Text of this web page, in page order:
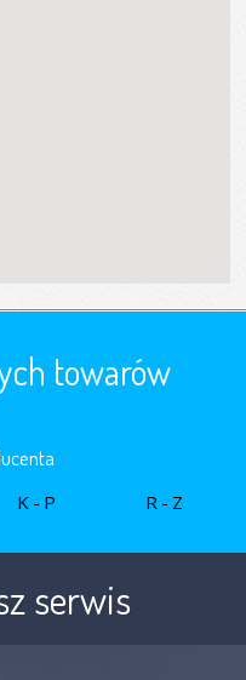
towarów
K-P R-Z
serwis